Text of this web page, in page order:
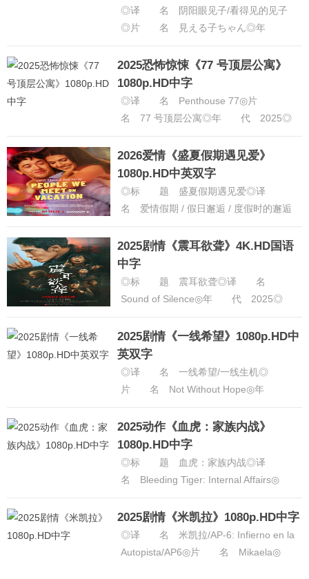
◎译 名 阴阳眼见子/看得见的见子
◎片 名 見える子ちゃん◎年
别 喜剧 / 恐怖 / 奇幻◎语 ...... [详细]
2025恐怖惊悚《77 号顶层公寓》
1080p.HD中字
◎译 名 Penthouse 77◎片
名 77 号顶层公寓◎年 代 2025◎
惊悚 /......
[详细]
2026爱情《盛夏假期遇见爱》
1080p.HD中英双字
◎标 题 盛夏假期遇见爱◎译
名 爱情假期 / 假日邂逅 / 度假时的邂逅
Vacatio......
[详细]
2025剧情《震耳欲聋》4K.HD国语
中字
◎标 题 震耳欲聋◎译 名
Sound of Silence◎年 代 2025◎
犯罪◎语 言...... [详细]
2025剧情《一线希望》1080p.HD中
英双字
◎译 名 一线希望/一线生机◎
片 名 Not Without Hope◎年
别 剧情◎语 言 英...... [详细]
2025动作《血虎：家族内战》
1080p.HD中字
◎标 题 血虎：家族内战◎译
名 Bleeding Tiger: Internal Affairs◎
2025剧情《米凯拉》1080p.HD中字
◎译 名 米凯拉/AP-6: Infierno en la
Autopista/AP6◎片 名 Mikaela◎